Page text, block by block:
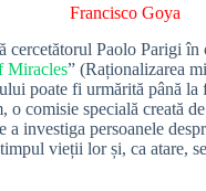
Francisco Goya
cercetătorul Paolo Parigi în
Miracles” (Raționalizarea
poate fi urmărită până la
o comisie specială creată
a investiga persoanele
vieții lor și, ca atare,